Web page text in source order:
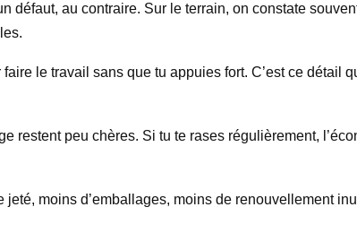
défaut, au contraire. Sur le terrain, on constate
le travail sans que tu appuies fort. C’est ce détail
restent peu chères. Si tu te rases régulièrement,
moins d’emballages, moins de renouvellement